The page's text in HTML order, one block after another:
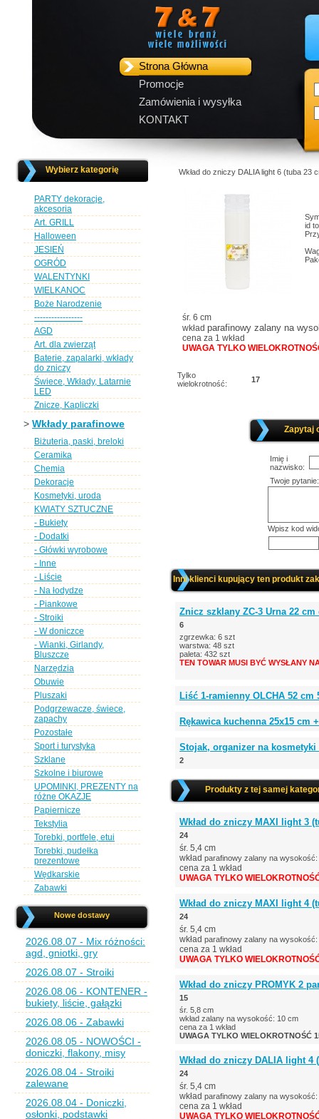
Strona Główna
Promocje
Zamówienia i wysyłka
KONTAKT
Wybierz kategorię
PARTY dekoracje,
akcesoria
Art. GRILL
Halloween
JESIEŃ
OGRÓD
WALENTYNKI
WIELKANOC
Boże Narodzenie
-----------------
AGD
Art. dla zwierząt
Baterie, zapalarki, wkłady
do zniczy
Świece, Wkłady, Latarnie
LED
Znicze, Kapliczki
> Wkłady parafinowe
Biżuteria, paski, breloki
Ceramika
Chemia
Dekoracje
Kosmetyki, uroda
KWIATY SZTUCZNE
- Bukiety
- Dodatki
- Główki wyrobowe
- Inne
- Liście
- Na łodydze
- Piankowe
- Stroiki
- W doniczce
- Wianki, Girlandy,
Bluszcze
Narzędzia
Obuwie
Pluszaki
Podgrzewacze, świece,
zapachy
Pozostałe
Sport i turystyka
Szklane
Szkolne i biurowe
UPOMINKI, PREZENTY na
różne OKAZJE
Papiernicze
Tekstylia
Torebki, portfele, etui
Torebki, pudełka
prezentowe
Wędkarskie
Zabawki
Nowe dostawy
2026.08.07 - Mix różności:
agd, gniotki, gry
2026.08.07 - Stroiki
2026.08.06 - KONTENER -
bukiety, liście, gałązki
2026.08.06 - Zabawki
2026.08.05 - NOWOŚCI -
doniczki, flakony, misy
2026.08.04 - Stroiki
zalewane
2026.08.04 - Doniczki,
osłonki, podstawki
Wkład do zniczy DALIA light 6 (tuba 23
id
śr. 6 cm
wkład parafinowy zalany na
cena za 1 wkład
UWAGA TYLKO
Tylko
wielokrotność:
17
Zapytaj
Imię i
nazwisko:
Twoje pytanie:
Wpisz kod
Inni klienci kupujący ten produkt
Znicz szklany ZC-3 Urna 22
6
zgrzewka: 6 szt
warstwa: 48 szt
paleta: 432 szt
TEN TOWAR MUSI BYĆ WYSŁANY
Liść 1-ramienny OLCHA 52
Rękawica kuchenna 25x15 cm
Stojak, organizer na
2
Produkty z tej samej
Wkład do zniczy MAXI light 3
24
śr. 5,4 cm
wkład parafinowy zalany na
cena za 1 wkład
UWAGA TYLKO
Wkład do zniczy MAXI light 4
24
śr. 5,4 cm
wkład parafinowy zalany na
cena za 1 wkład
UWAGA TYLKO
Wkład do zniczy PROMYK 2
15
śr. 5,8 cm
wkład zalany na wysokość: 10 cm
cena za 1 wkład
UWAGA TYLKO WIELOKROTNOŚĆ
Wkład do zniczy DALIA light 4
24
śr. 5,4 cm
wkład parafinowy zalany na
cena za 1 wkład
UWAGA TYLKO